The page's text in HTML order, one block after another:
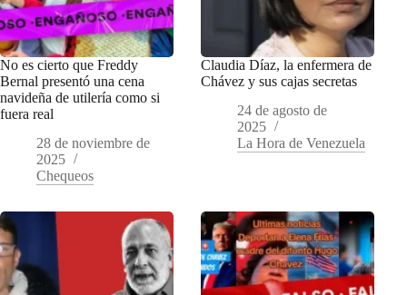
No es cierto que Freddy
Bernal presentó una cena
navideña de utilería como si
fuera real
28 de noviembre de
2025
Chequeos
Claudia Díaz, la enfermera de
Chávez y sus cajas secretas
24 de agosto de
2025
La Hora de Venezuela